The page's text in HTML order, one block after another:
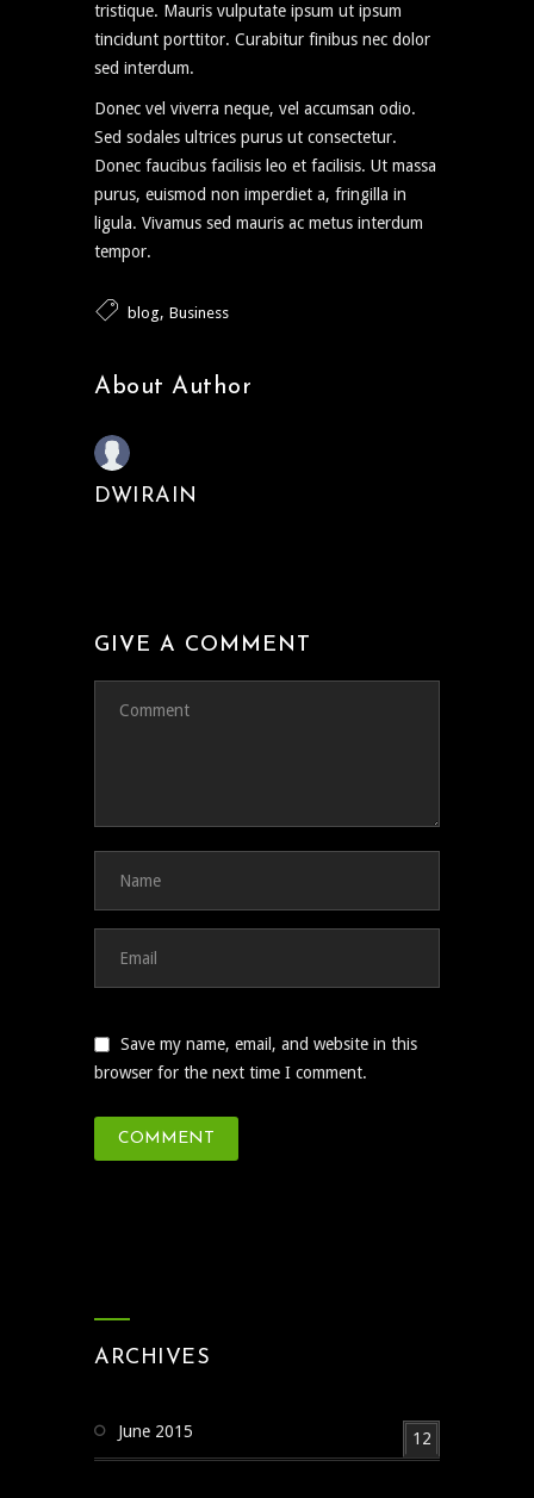
tristique. Mauris vulputate ipsum ut ipsum
tincidunt porttitor. Curabitur finibus nec dolor
sed interdum.
Donec vel viverra neque, vel accumsan odio.
Sed sodales ultrices purus ut consectetur.
Donec faucibus facilisis leo et facilisis. Ut massa
purus, euismod non imperdiet a, fringilla in
ligula. Vivamus sed mauris ac metus interdum
tempor.
blog, Business
About Author
DWIRAIN
GIVE A COMMENT
Save my name, email, and website in this
browser for the next time I comment.
ARCHIVES
June 2015 12